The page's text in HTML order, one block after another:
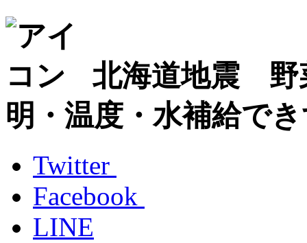
北海道地震 野
明・温度・水補給で
Twitter
Facebook
LINE